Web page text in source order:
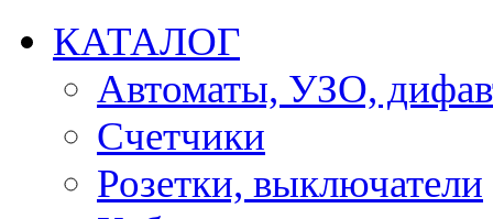
КАТАЛОГ
Автоматы, УЗО,
Счетчики
Розетки, выключатели